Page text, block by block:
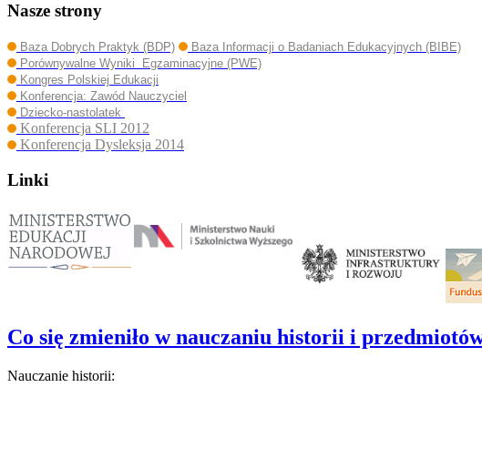
Nasze strony
Baza Dobrych Praktyk (BDP)
Baza Informacji o Badaniach Edukacyjnych (BIBE)
Porównywalne Wyniki Egzaminacyjne (PWE)
Kongres Polskiej Edukacji
Konferencja: Zawód Nauczyciel
Dziecko-nastolatek
Konferencja SLI 2012
Konferencja Dysleksja 2014
Linki
Co się zmieniło w nauczaniu historii i
Nauczanie historii: